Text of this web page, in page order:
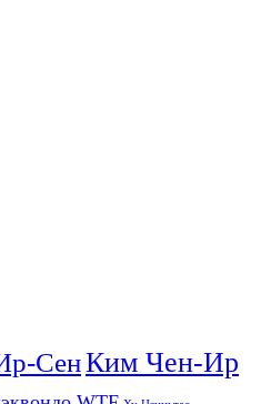
СенКим Чен-Ир